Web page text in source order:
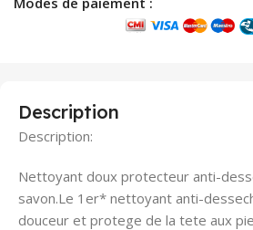
Description
Description:
Nettoyant doux protecteur anti-
savon.Le 1er* nettoyant anti-
douceur et protege de la tete aux